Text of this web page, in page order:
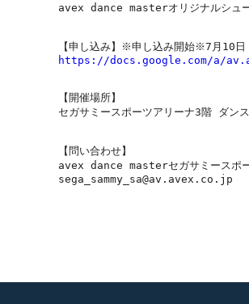
avex dance masterオリジナルシュー
https://docs.google.com/a/
【開催場所】
セガサミースポーツアリーナ3階 ダン
【問い合わせ】
avex dance masterセガサミースポー
sega_sammy_sa@av.avex.co.jp